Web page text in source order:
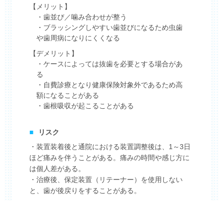
【メリット】
・歯並び／噛み合わせが整う
・ブラッシングしやすい歯並びになるため虫歯
や歯周病になりにくくなる
【デメリット】
・ケースによっては抜歯を必要とする場合があ
る
・自費診療となり健康保険対象外であるため高
額になることがある
・歯根吸収が起こることがある
■
リスク
・装置装着後と通院における装置調整後は、1～3日
ほど痛みを伴うことがある。痛みの時間や感じ方に
は個人差がある。
・治療後、保定装置（リテーナー）を使用しない
と、歯が後戻りをすることがある。